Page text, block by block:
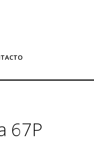
67P